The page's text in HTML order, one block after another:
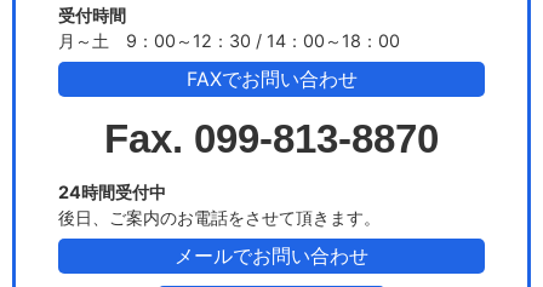
受付時間
月～土 9：00～12：30 / 14：00～18：00
FAXでお問い合わせ
Fax. 099-813-8870
24時間受付中
後日、ご案内のお電話をさせて頂きます。
メールでお問い合わせ